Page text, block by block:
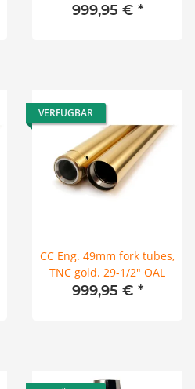
999,95 € *
VERFÜGBAR
CC Eng. 49mm fork tubes,
TNC gold. 29-1/2" OAL
999,95 € *